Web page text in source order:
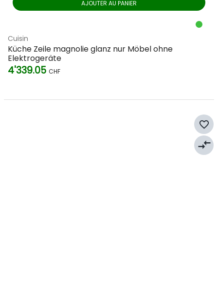
AJOUTER AU PANIER
Cuisin
Küche Zeile magnolie glanz nur Möbel ohne
Elektrogeräte
4'339.05 CHF
favorite_border
compare_arrows